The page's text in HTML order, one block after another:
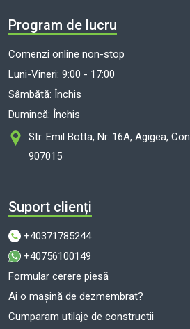
Program de lucru
Comenzi online non-stop
Luni-Vineri: 9:00 - 17:00
Sâmbătă: Închis
Dumincă: Închis
Str. Emil Botta, Nr. 16A, Agigea,
907015
Suport clienți
+40371785244
+40756100149
Formular cerere piesă
Ai o mașină de dezmembrat?
Cumparam utilaje de constructii